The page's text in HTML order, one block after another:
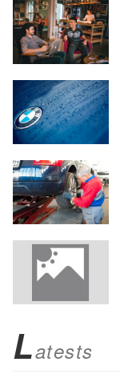
Latests